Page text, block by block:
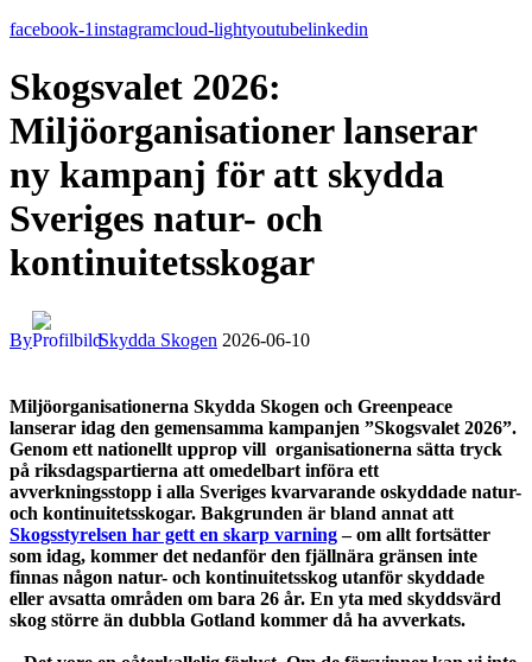
facebook-1instagramcloud-lightyoutubelinkedin
Skogsvalet 2026:
Miljöorganisationer lanserar
ny kampanj för att skydda
Sveriges natur- och
kontinuitetsskogar
By Skydda Skogen 2026-06-10
Miljöorganisationerna Skydda Skogen och Greenpeace
lanserar idag den gemensamma kampanjen ”Skogsvalet 2026”.
Genom ett nationellt upprop vill organisationerna sätta tryck
på riksdagspartierna att omedelbart införa ett
avverkningsstopp i alla Sveriges kvarvarande oskyddade natur-
och kontinuitetsskogar. Bakgrunden är bland annat att
Skogsstyrelsen har gett en skarp varning– om allt fortsätter
som idag, kommer det nedanför den fjällnära gränsen inte
finnas någon natur- och kontinuitetsskog utanför skyddade
eller avsatta områden om bara 26 år. En yta med skyddsvärd
skog större än dubbla Gotland kommer då ha avverkats.